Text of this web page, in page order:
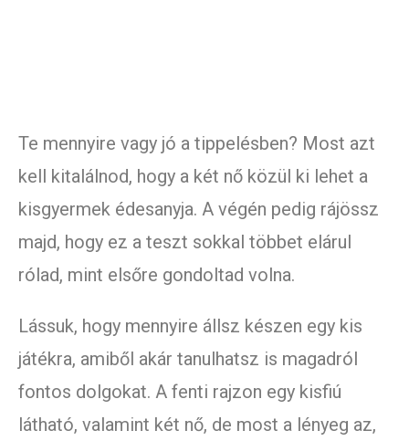
Te mennyire vagy jó a tippelésben? Most azt
kell kitalálnod, hogy a két nő közül ki lehet a
kisgyermek édesanyja. A végén pedig rájössz
majd, hogy ez a teszt sokkal többet elárul
rólad, mint elsőre gondoltad volna.
Lássuk, hogy mennyire állsz készen egy kis
játékra, amiből akár tanulhatsz is magadról
fontos dolgokat. A fenti rajzon egy kisfiú
látható, valamint két nő, de most a lényeg az,